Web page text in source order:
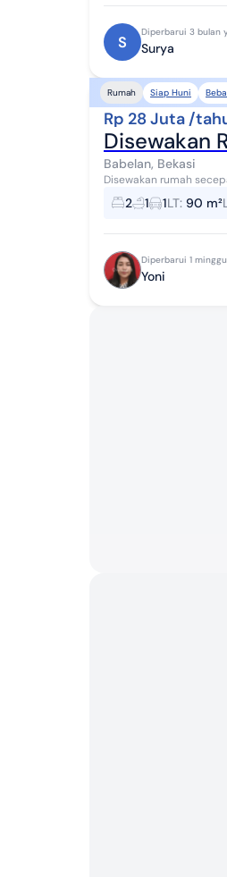
S
Diperbarui 3 bulan
Surya
Rumah Siap Huni
Rp 28 Juta /
Disewakan
Babelan, Bekasi
Disewakan rumah secepatnya
1300 watt Kelengkapan
2 1 1LT: 90 m²
Diperbarui 1
Yoni